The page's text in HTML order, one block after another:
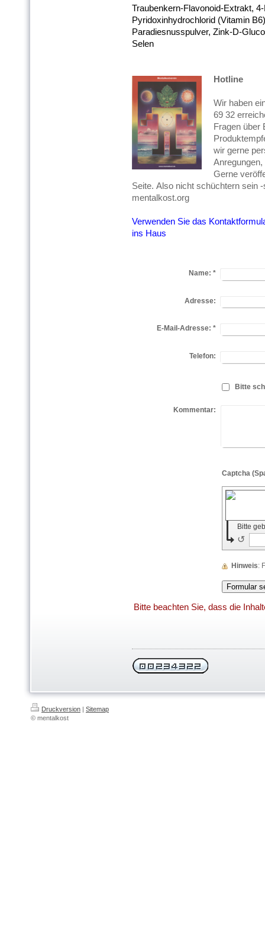
Traubenkern-Flavonoid-Extrakt,
Pyridoxinhydrochlorid (Vitamin
Paradiesnusspulver, Zink-D-
Selen
Hotline
Wir haben
69 32
Fragen über
wir gerne
Gerne
Seite. Also nicht schüchtern sein
mentalkost.org
Verwenden Sie das
ins Haus
Name: *
Adresse:
E-Mail-Adresse: *
Telefon:
Bitte
Kommentar:
Bitte
↺
Hinweis
Bitte beachten Sie, dass die
Druckversion | Sitemap
© mentalkost